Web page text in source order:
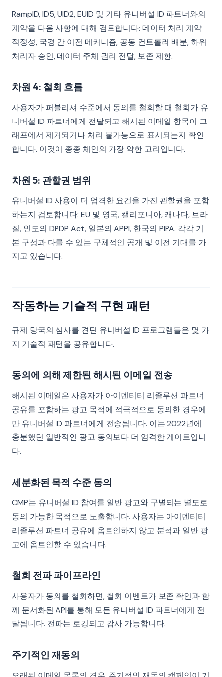
RampID, ID5, UID2, EUID 및 기타 유니버설 ID 파트너와의
계약을 다음 사항에 대해 검토합니다: 데이터 처리 계약
적정성, 국경 간 이전 메커니즘, 공동 컨트롤러 배분, 하위
처리자 승인, 데이터 주체 권리 전달, 보존 제한.
차원 4: 철회 흐름
사용자가 퍼블리셔 수준에서 동의를 철회할 때 철회가 유
니버설 ID 파트너에게 전달되고 해시된 이메일 항목이 그
래프에서 제거되거나 처리 불가능으로 표시되는지 확인
합니다. 이것이 종종 체인의 가장 약한 고리입니다.
차원 5: 관할권 범위
유니버설 ID 사용이 더 엄격한 요건을 가진 관할권을 포함
하는지 검토합니다: EU 및 영국, 캘리포니아, 캐나다, 브라
질, 인도의 DPDP Act, 일본의 APPI, 한국의 PIPA. 각각 기
본 구성과 다를 수 있는 구체적인 공개 및 이전 기대를 가
지고 있습니다.
작동하는 기술적 구현 패턴
규제 당국의 심사를 견딘 유니버설 ID 프로그램들은 몇 가
지 기술적 패턴을 공유합니다.
동의에 의해 제한된 해시된 이메일 전송
해시된 이메일은 사용자가 아이덴티티 리졸루션 파트너
공유를 포함하는 광고 목적에 적극적으로 동의한 경우에
만 유니버설 ID 파트너에게 전송됩니다. 이는 2022년에
충분했던 일반적인 광고 동의보다 더 엄격한 게이트입니
다.
세분화된 목적 수준 동의
CMP는 유니버설 ID 참여를 일반 광고와 구별되는 별도로
동의 가능한 목적으로 노출합니다. 사용자는 아이덴티티
리졸루션 파트너 공유에 옵트인하지 않고 분석과 일반 광
고에 옵트인할 수 있습니다.
철회 전파 파이프라인
사용자가 동의를 철회하면, 철회 이벤트가 보존 확인과 함
께 문서화된 API를 통해 모든 유니버설 ID 파트너에게 전
달됩니다. 전파는 로깅되고 감사 가능합니다.
주기적인 재동의